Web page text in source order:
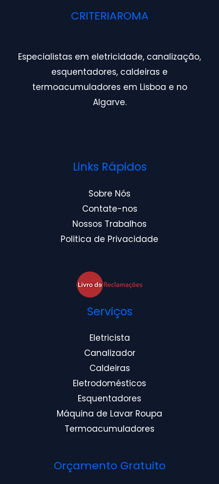
CRITERIAROMA
Especialistas em eletricidade, canalização,
esquentadores, caldeiras e
termoacumuladores em Lisboa e no
Algarve.
Links Rápidos
Sobre Nós
Contate-nos
Nossos Trabalhos
Politica de Privacidade
Serviços
Eletricista
Canalizador
Caldeiras
Eletrodomésticos
Esquentadores
Máquina de Lavar Roupa
Termoacumuladores
Orçamento Gratuito